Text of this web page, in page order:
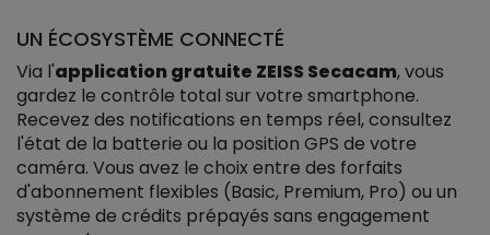
UN ÉCOSYSTÈME CONNECTÉ
Via l'application gratuite ZEISS Secacam, vous
gardez le contrôle total sur votre smartphone.
Recevez des notifications en temps réel, consultez
l'état de la batterie ou la position GPS de votre
caméra. Vous avez le choix entre des forfaits
d'abonnement flexibles (Basic, Premium, Pro) ou un
système de crédits prépayés sans engagement